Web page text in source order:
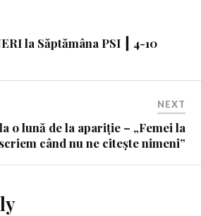
la Săptămâna PSI ┃ 4-10
NEXT
o lună de la apariție – „Femei la
când nu ne citește nimeni”